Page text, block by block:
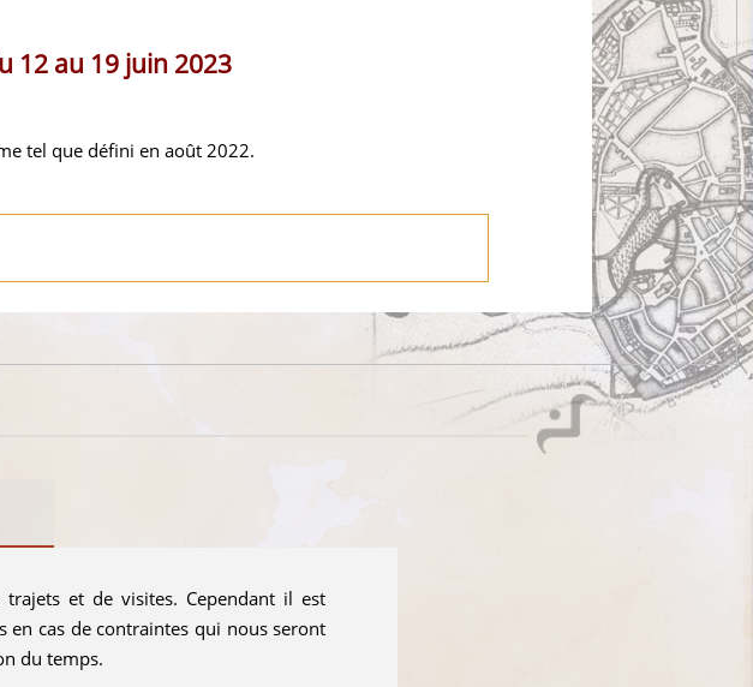
12 au 19 juin 2023
tel que défini en août 2022.
trajets et de visites. Cependant il est
en cas de contraintes qui nous seront
du temps.